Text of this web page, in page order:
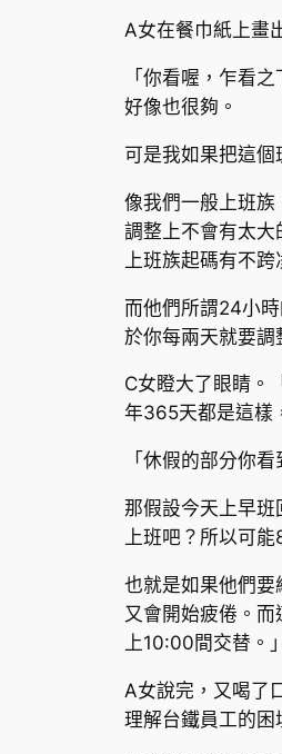
A女在餐巾紙上畫
「你看喔，乍看
好像也很夠。
可是我如果把這
像我們一般上班
調整上不會有太
上班族起碼有不
而他們所謂24小
於你每兩天就要調
C女瞪大了眼睛。
年365天都是這樣
「休假的部分你
那假設今天上早
上班吧？所以可
也就是如果他們
又會開始疲倦。
上10:00間交替。」
A女說完，又喝了
理解台鐵員工的困